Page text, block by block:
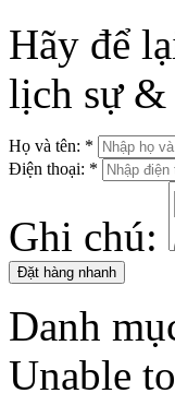
Hãy để
lịch sự &
Họ và tên: *
Điện thoại: *
Ghi chú:
Đặt hàng nhanh
Danh
Unable